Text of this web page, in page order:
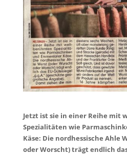
Jetzt ist sie in einer Reihe mit
Spezialitäten wie
Käse: Die nordhessische Ahle
oder Worscht) trägt endlich das